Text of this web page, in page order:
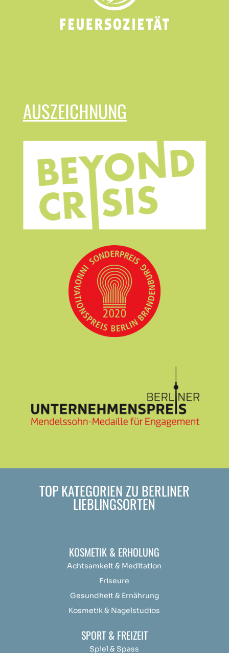
AUSZEICHNUNG
TOP KATEGORIEN ZU BERLINER
LIEBLINGSORTEN
KOSMETIK & ERHOLUNG
Achtsamkeit & Meditation
Friseure
Gesundheit & Ernährung
Kosmetik & Nagelstudios
SPORT & FREIZEIT
Spiel & Spass